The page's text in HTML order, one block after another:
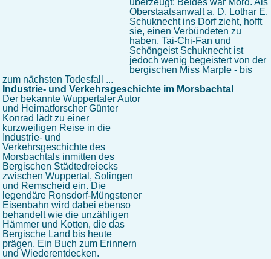
überzeugt: Beides war Mord. Als
Oberstaatsanwalt a. D. Lothar E.
Schuknecht ins Dorf zieht, hofft
sie, einen Verbündeten zu
haben. Tai-Chi-Fan und
Schöngeist Schuknecht ist
jedoch wenig begeistert von der
bergischen Miss Marple - bis
zum nächsten Todesfall ...
Industrie- und Verkehrsgeschichte im Morsbachtal
Der bekannte Wuppertaler Autor
und Heimatforscher Günter
Konrad lädt zu einer
kurzweiligen Reise in die
Industrie- und
Verkehrsgeschichte des
Morsbachtals inmitten des
Bergischen Städtedreiecks
zwischen Wuppertal, Solingen
und Remscheid ein. Die
legendäre Ronsdorf-Müngstener
Eisenbahn wird dabei ebenso
behandelt wie die unzähligen
Hämmer und Kotten, die das
Bergische Land bis heute
prägen. Ein Buch zum Erinnern
und Wiederentdecken.